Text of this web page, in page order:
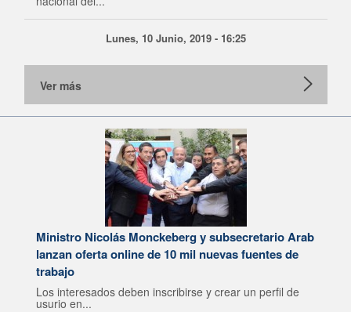
Lunes, 10 Junio, 2019 - 16:25
Ver más
Ministro Nicolás Monckeberg y subsecretario Arab
lanzan oferta online de 10 mil nuevas fuentes de
trabajo
Los interesados deben inscribirse y crear un perfil de
usurio en...